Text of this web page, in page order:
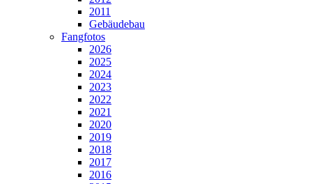
2011
Gebäudebau
Fangfotos
2026
2025
2024
2023
2022
2021
2020
2019
2018
2017
2016